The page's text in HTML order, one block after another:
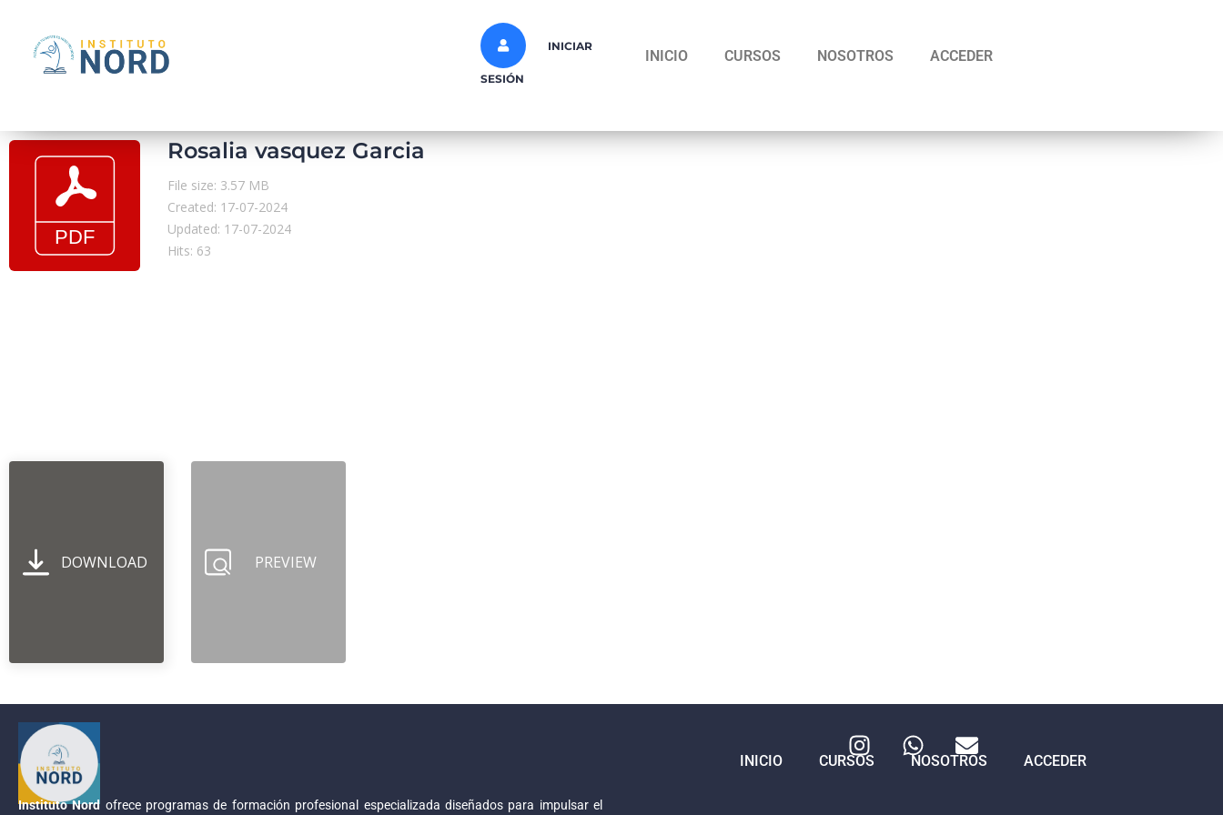
INICIAR
SESIÓN
INICIO CURSOS NOSOTROS ACCEDER
Rosalia vasquez Garcia
File size: 3.57 MB
Created: 17-07-2024
Updated: 17-07-2024
Hits: 63
DOWNLOAD PREVIEW
Instituto Nord ofrece programas de formación profesional especializada diseñados para impulsar el
INICIO CURSOS NOSOTROS ACCEDER